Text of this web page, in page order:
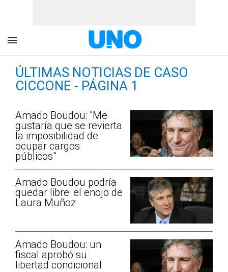
ÚLTIMAS NOTICIAS DE CASO
CICCONE - PÁGINA 1
Amado Boudou: "Me
gustaría que se revierta
la imposibilidad de
ocupar cargos
públicos"
Amado Boudou podría
quedar libre: el enojo de
Laura Muñoz
Amado Boudou: un
fiscal aprobó su
libertad condicional